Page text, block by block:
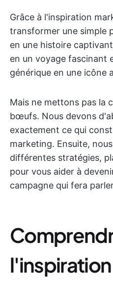
Grâce à l'inspiration
transformer une simple
en une histoire
en un voyage fascinant
générique en une icône
Mais ne mettons pas la
bœufs. Nous devons
exactement ce qui
marketing. Ensuite,
différentes stratégies,
pour vous aider à
campagne qui fera